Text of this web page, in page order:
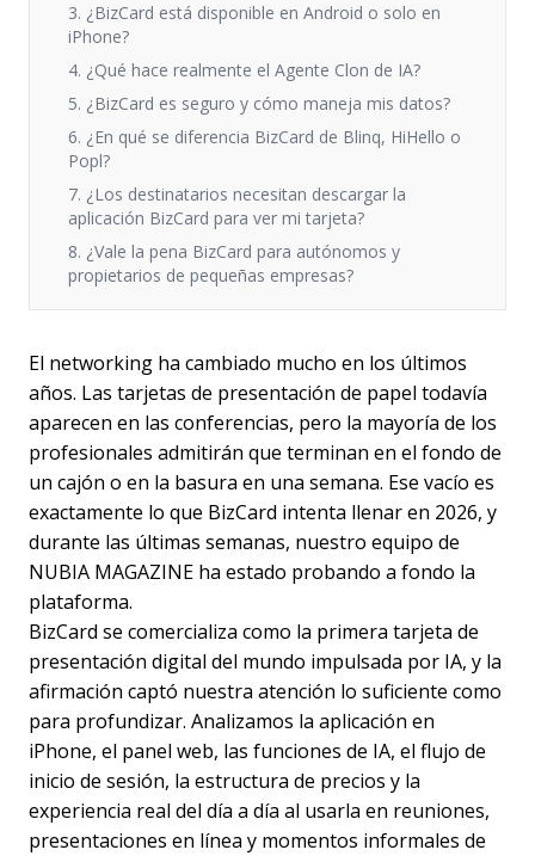
3. ¿BizCard está disponible en Android o solo en
iPhone?
4. ¿Qué hace realmente el Agente Clon de IA?
5. ¿BizCard es seguro y cómo maneja mis datos?
6. ¿En qué se diferencia BizCard de Blinq, HiHello o
Popl?
7. ¿Los destinatarios necesitan descargar la
aplicación BizCard para ver mi tarjeta?
8. ¿Vale la pena BizCard para autónomos y
propietarios de pequeñas empresas?
El networking ha cambiado mucho en los últimos
años. Las tarjetas de presentación de papel todavía
aparecen en las conferencias, pero la mayoría de los
profesionales admitirán que terminan en el fondo de
un cajón o en la basura en una semana. Ese vacío es
exactamente lo que BizCard intenta llenar en 2026, y
durante las últimas semanas, nuestro equipo de
NUBIA MAGAZINE ha estado probando a fondo la
plataforma.
BizCard se comercializa como la primera tarjeta de
presentación digital del mundo impulsada por IA, y la
afirmación captó nuestra atención lo suficiente como
para profundizar. Analizamos la aplicación en
iPhone, el panel web, las funciones de IA, el flujo de
inicio de sesión, la estructura de precios y la
experiencia real del día a día al usarla en reuniones,
presentaciones en línea y momentos informales de